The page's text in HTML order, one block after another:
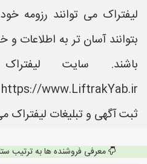
لیفتراک می توانند رزومه
بتوانند آسان تر به اطلاعات
باشند. سایت
ثبت آگهی و تبلیغات لیفتراک
معرفی فروشنده ها به ترتیب